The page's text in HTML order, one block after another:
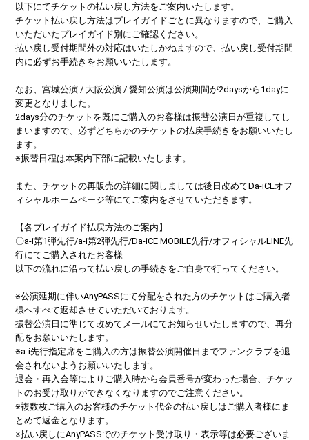
以下にてチケットの払い戻し方法をご案内いたします。
チケット払い戻し方法はプレイガイドごとに異なりますので、ご購入
いただいたプレイガイド別にご確認ください。
払い戻し受付期間外の対応はいたしかねますので、払い戻し受付期間
内に必ずお手続きをお願いいたします。
なお、宮城公演 / 大阪公演 / 愛知公演は公演期間が2daysから1dayに
変更となりました。
2days分のチケットを既にご購入のお客様は振替公演日が重複してし
まいますので、必ずどちらかのチケットの払戻手続きをお願いいたし
ます。
※振替日程は本案内下部に記載いたします。
また、チケットの再販売の詳細に関しましては後日改めてDa-iCEオフ
ィシャルホームページ等にてご案内をさせていただきます。
【各プレイガイド払戻方法のご案内】
〇a-i第1弾先行/a-i第2弾先行/Da-iCE MOBiLE先行/オフィシャルLINE先
行にてご購入されたお客様
以下の流れに沿って払い戻しの手続きをご自身で行ってください。
※公演延期に伴いAnyPASSにて分配をされた方のチケットはご購入者
様へすべて返却させていただいております。
振替公演日に準じて改めてメールにてお知らせいたしますので、再分
配をお願いいたします。
※a-i先行指定席をご購入の方は振替公演開催日までファンクラブを退
会されないようお願いいたします。
退会・再入会等によりご購入時から会員番号が変わった場合、チケッ
トのお受け取りができなくなりますのでご注意ください。
※複数枚ご購入のお客様のチケット代金の払い戻しはご購入者様にま
とめて返金となります。
※払い戻しにAnyPASSでのチケット受け取り・表示等は必要ございま